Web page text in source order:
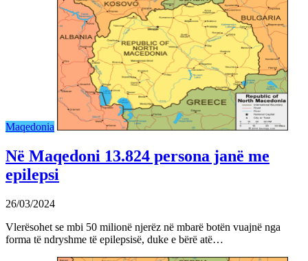
Maqedonia
Në Maqedoni 13.824 persona janë me
epilepsi
26/03/2024
Vlerësohet se mbi 50 milionë njerëz në mbarë botën vuajnë nga
forma të ndryshme të epilepsisë, duke e bërë atë…